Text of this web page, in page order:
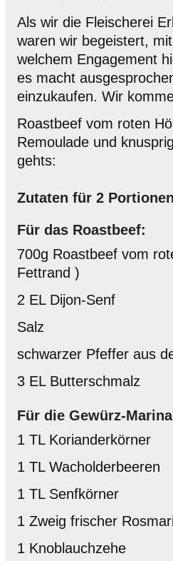
Als wir die Fleischerei
waren wir begeistert,
welchem Engagement
es macht
einzukaufen. Wir
Roastbeef vom roten
Remoulade und
gehts:
Zutaten für 2
Für das Roastbeef:
700g Roastbeef vom
Fettrand )
2 EL Dijon-Senf
Salz
schwarzer Pfeffer aus
3 EL Butterschmalz
Für die Gewürz-
1 TL Korianderkörner
1 TL Wacholderbeeren
1 TL Senfkörner
1 Zweig frischer
1 Knoblauchzehe